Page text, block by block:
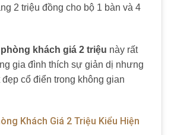
2 triệu đồng cho bộ 1 bàn và 4
khách giá 2 triệu này rất
gia đình thích sự giản dị nhưng
cổ điển trong không gian
Khách Giá 2 Triệu Kiểu Hiện